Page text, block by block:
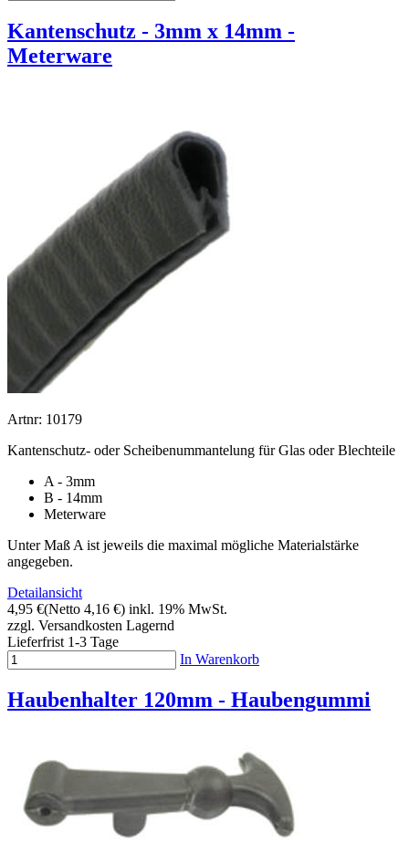
Kantenschutz - 3mm x 14mm -
Meterware
Artnr: 10179
Kantenschutz- oder Scheibenummantelung für Glas oder Blechteile
A - 3mm
B - 14mm
Meterware
Unter Maß A ist jeweils die maximal mögliche Materialstärke
angegeben.
Detailansicht
4,95 €(Netto 4,16 €) inkl. 19% MwSt.
zzgl. Versandkosten Lagernd
Lieferfrist 1-3 Tage
In Warenkorb
Haubenhalter 120mm - Haubengummi